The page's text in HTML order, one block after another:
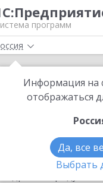
программ
Информация на
отображаться
Да, все
Выбрать
Батайске
с
продукта.